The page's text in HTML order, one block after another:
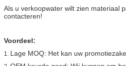
Als u verkoopwater wilt zien materiaal
contacteren!
Voordeel:
1. Lage MOQ: Het kan uw